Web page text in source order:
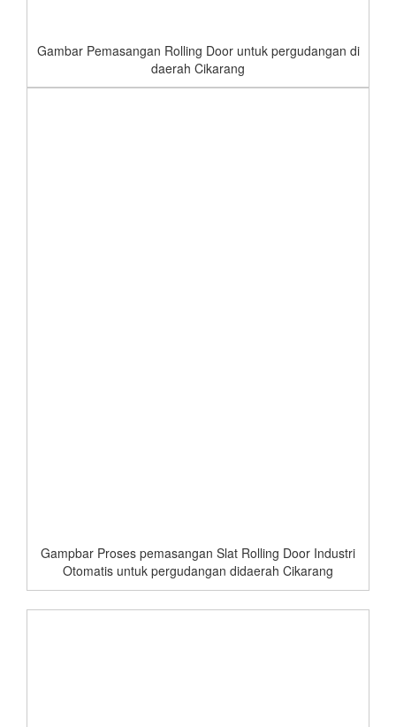
Gambar Pemasangan Rolling Door untuk pergudangan di
daerah Cikarang
Gampbar Proses pemasangan Slat Rolling Door Industri
Otomatis untuk pergudangan didaerah Cikarang